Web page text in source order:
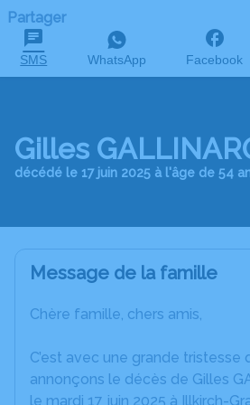
Partager
SMS WhatsApp Facebook
Gilles
décédé le 17 juin 2025 à l'âge de 54
Message de la famille
Chère famille, chers amis,
C’est avec une grande tristesse
annonçons le décès de Gilles
le mardi 17 juin 2025 à Illkirch-